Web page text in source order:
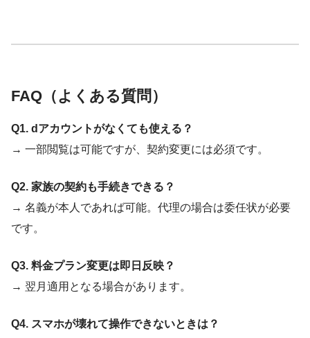
FAQ（よくある質問）
Q1. dアカウントがなくても使える？
→ 一部閲覧は可能ですが、契約変更には必須です。
Q2. 家族の契約も手続きできる？
→ 名義が本人であれば可能。代理の場合は委任状が必要
です。
Q3. 料金プラン変更は即日反映？
→ 翌月適用となる場合があります。
Q4. スマホが壊れて操作できないときは？